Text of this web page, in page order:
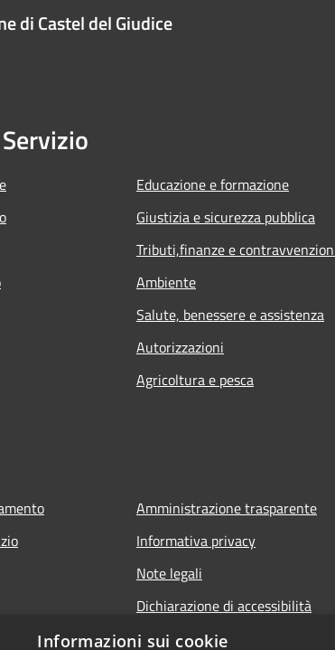
di Castel del Giudice
Educazione e formazione
Giustizia e sicurezza pubblica
Tributi,finanze e
Ambiente
Salute, benessere e assistenza
Autorizzazioni
Agricoltura e pesca
Amministrazione trasparente
Informativa privacy
Note legali
Dichiarazione di accessibilità
Informazioni sui cookie